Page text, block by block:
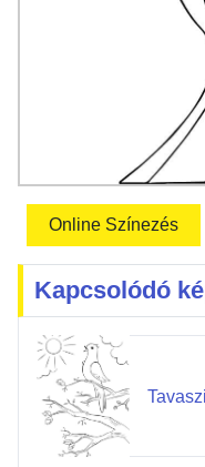
Online Színezés
Kapcsolódó